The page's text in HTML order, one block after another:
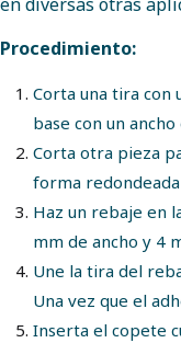
Procedimiento:
Corta una tira con
base con un
Corta otra pieza
forma
Haz un rebaje en
mm de ancho y 4
Une la tira del
Una vez que el
Inserta el copete